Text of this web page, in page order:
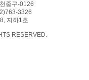
중구-0126
3326
지하1호
RESERVED.